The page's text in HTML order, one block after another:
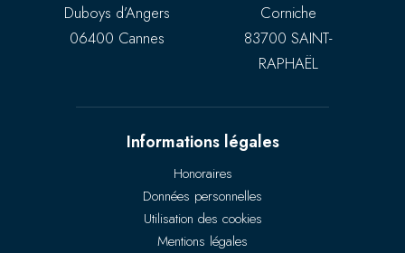
Duboys d’Angers
06400 Cannes
Corniche
83700 SAINT-
RAPHAËL
Informations légales
Honoraires
Données personnelles
Utilisation des cookies
Mentions légales